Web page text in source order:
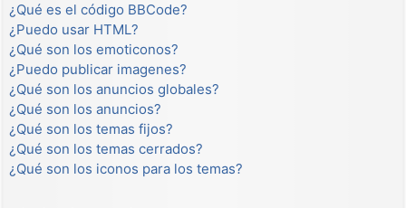
¿Qué es el código BBCode?
¿Puedo usar HTML?
¿Qué son los emoticonos?
¿Puedo publicar imagenes?
¿Qué son los anuncios globales?
¿Qué son los anuncios?
¿Qué son los temas fijos?
¿Qué son los temas cerrados?
¿Qué son los iconos para los temas?